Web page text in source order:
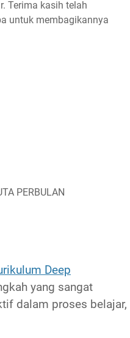
Terima kasih telah
untuk membagikannya
PERBULAN
Deep
yang sangat
dalam proses belajar,